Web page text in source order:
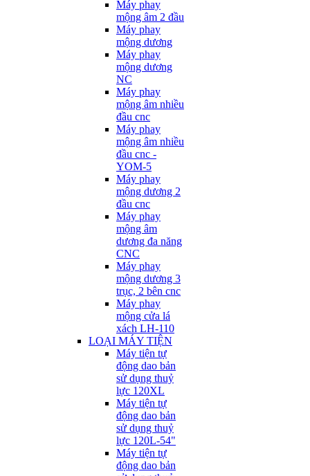
Máy phay
mộng âm 2 đầu
Máy phay
mộng dương
Máy phay
mộng dương
NC
Máy phay
mộng âm nhiều
đầu cnc
Máy phay
mộng âm nhiều
đầu cnc -
YOM-5
Máy phay
mộng dương 2
đầu cnc
Máy phay
mộng âm
dương đa năng
CNC
Máy phay
mộng dương 3
trục, 2 bên cnc
Máy phay
mộng cửa lá
xách LH-110
LOẠI MÁY TIỆN
Máy tiện tự
động dao bản
sử dụng thuỷ
lực 120XL
Máy tiện tự
động dao bản
sử dụng thuỷ
lực 120L-54"
Máy tiện tự
động dao bản